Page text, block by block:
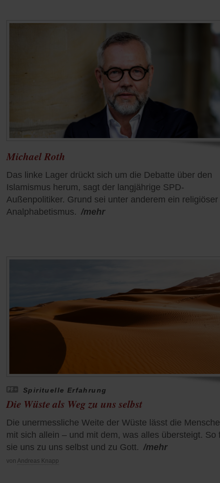
Michael Roth
Das linke Lager drückt sich um die Debatte über den
Islamismus herum, sagt der langjährige SPD-
Außenpolitiker. Grund sei unter anderem ein religiöser
Analphabetismus. /mehr
Spirituelle Erfahrung
Die Wüste als Weg zu uns selbst
Die unermessliche Weite der Wüste lässt die
mit sich allein – und mit dem, was alles übersteigt. So
sie uns zu uns selbst und zu Gott. /mehr
von Andreas Knapp